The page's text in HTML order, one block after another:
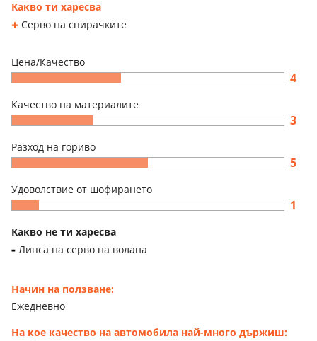
Какво ти харесва
Серво на спирачките
Цена/Качество
4
Качество на материалите
3
Разход на гориво
5
Удоволствие от шофирането
1
Какво не ти харесва
Липса на серво на волана
Начин на ползване:
Ежедневно
На кое качество на автомобила най-много държиш: